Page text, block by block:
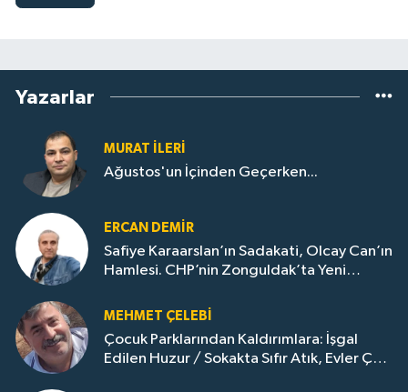
Yazarlar
MURAT İLERI
Ağustos'un İçinden Geçerken...
ERCAN DEMIR
Safiye Karaarslan’ın Sadakati, Olcay Can’ın
Hamlesi. CHP’nin Zonguldak’ta Yeni
MEHMET ÇELEBI
Çocuk Parklarından Kaldırımlara: İşgal
Edilen Huzur / Sokakta Sıfır Atık, Evler Çöp